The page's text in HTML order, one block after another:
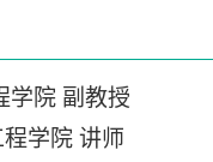
学院 副教授
学院 讲师